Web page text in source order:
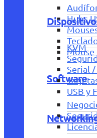
Hubs
Mouse
Software
KVM
Serial
USB y